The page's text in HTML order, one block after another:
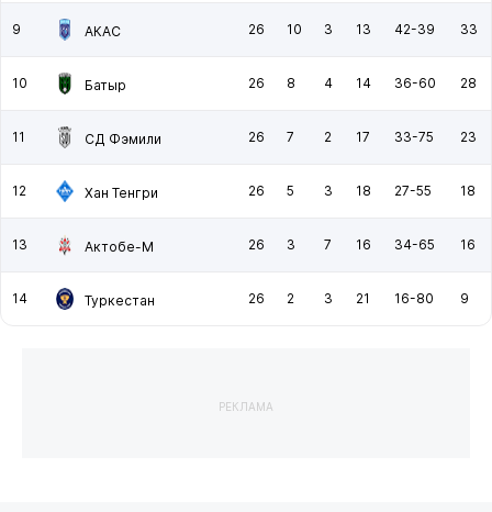
9 АКАС 26 10 3 13 42-39 33
10 Батыр 26 8 4 14 36-60 28
11 СД Фэмили 26 7 2 17 33-75 23
12 Хан Тенгри 26 5 3 18 27-55 18
13 Актобе-М 26 3 7 16 34-65 16
14 Туркестан 26 2 3 21 16-80 9
РЕКЛАМА